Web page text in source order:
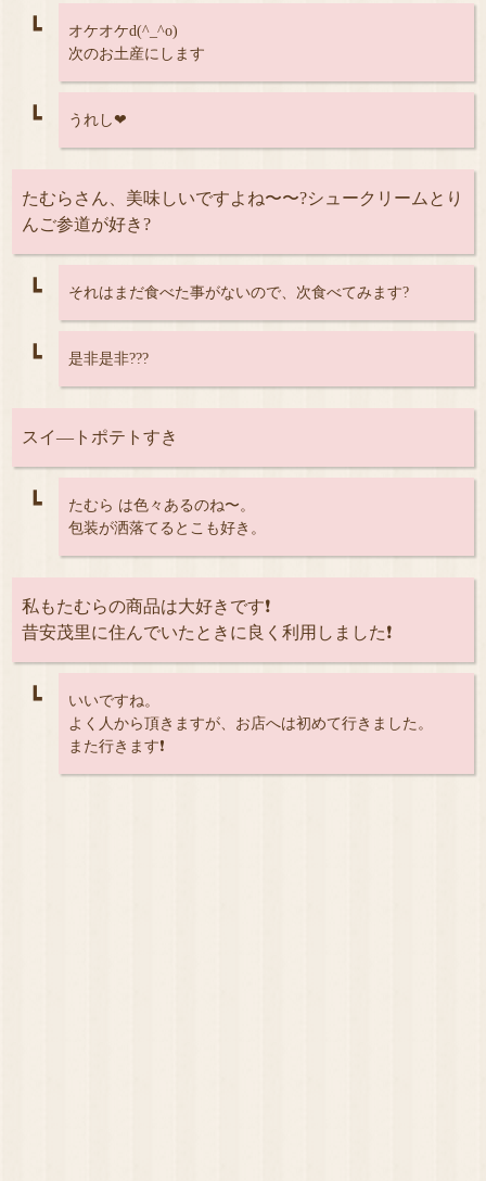
┗
オケオケd(^_^o)
次のお土産にします
┗ うれし❤
たむらさん、美味しいですよね〜〜?シュークリームとり
んご参道が好き?
┗ それはまだ食べた事がないので、次食べてみます?
┗ 是非是非???
スイ―トポテトすき
┗
たむら は色々あるのね〜。
包装が洒落てるとこも好き。
私もたむらの商品は大好きです❗
昔安茂里に住んでいたときに良く利用しました❗
┗
いいですね。
よく人から頂きますが、お店へは初めて行きました。
また行きます❗️